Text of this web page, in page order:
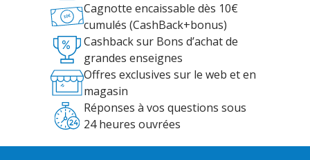
Cagnotte encaissable dès 10€
cumulés (CashBack+bonus)
Cashback sur Bons d’achat de
grandes enseignes
Offres exclusives sur le web et en
magasin
Réponses à vos questions sous
24 heures ouvrées